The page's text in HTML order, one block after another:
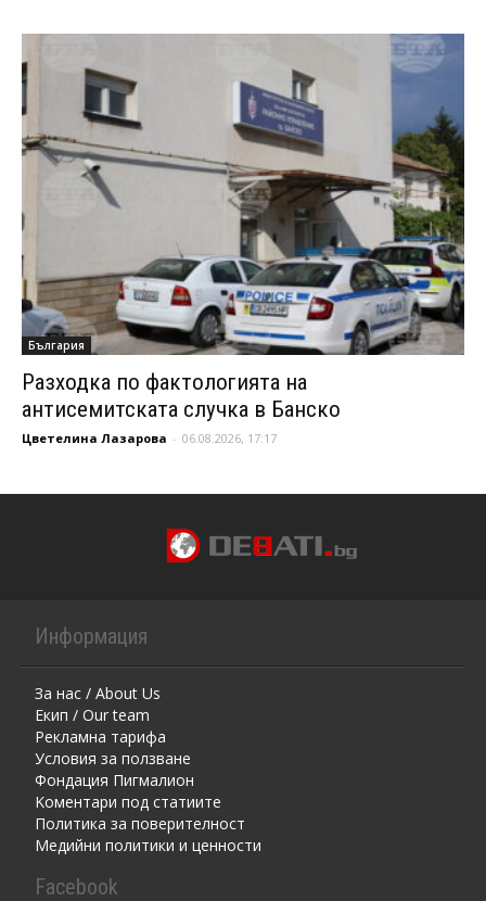
България
Разходка по фактологията на
антисемитската случка в Банско
Цветелина Лазарова - 06.08.2026, 17:17
Информация
За нас / About Us
Екип / Our team
Рекламна тарифа
Условия за ползване
Фондация Пигмалион
Kоментaри под статиите
Политика за поверителност
Медийни политики и ценности
Facebook